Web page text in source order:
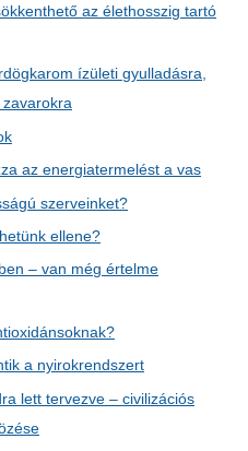
az élethosszig tartó
ízületi gyulladásra,
az energiatermelést a vas
szerveinket?
ellene?
– van még értelme
a nyirokrendszert
lett tervezve – civilizációs